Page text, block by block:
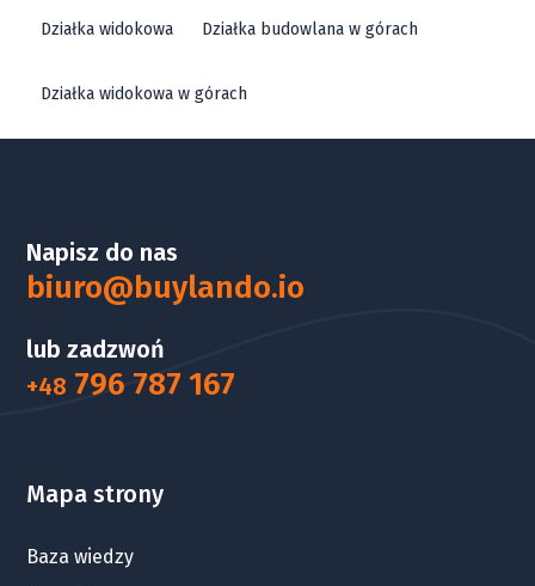
Działka widokowa Działka budowlana w górach
Działka widokowa w górach
Napisz do nas
biuro@buylando.io
lub zadzwoń
+48 796 787 167
Mapa strony
Baza wiedzy